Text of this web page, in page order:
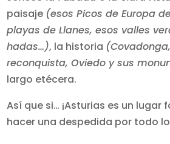
paisaje (esos Picos de Europa
playas de Llanes, esos valles
hadas…), la historia
reconquista, Oviedo y sus
largo etécera.
Así que si… ¡Asturias es un
hacer una despedida por todo